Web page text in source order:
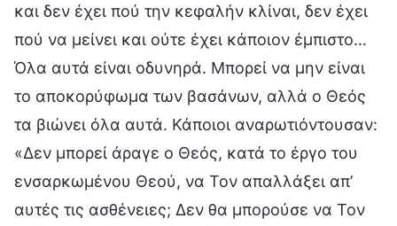
και δεν έχει πού την κεφαλήν κλίναι, δεν έχει
πού να μείνει και ούτε έχει κάποιον έμπιστο…
Όλα αυτά είναι οδυνηρά. Μπορεί να μην είναι
το αποκορύφωμα των βασάνων, αλλά ο Θεός
τα βιώνει όλα αυτά. Κάποιοι αναρωτιόντουσαν:
«Δεν μπορεί άραγε ο Θεός, κατά το έργο του
ενσαρκωμένου Θεού, να Τον απαλλάξει απ’
αυτές τις ασθένειες; Δεν θα μπορούσε να Τον